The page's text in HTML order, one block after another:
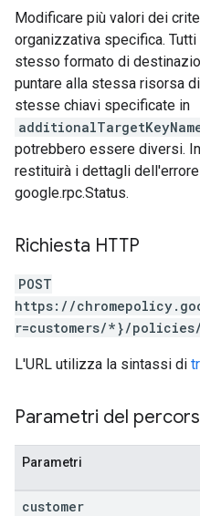
Modificare più valori dei
organizzativa specifica.
stesso formato di
puntare alla stessa risorsa
stesse chiavi specificate in
potrebbero essere diversi.
restituirà i dettagli
google.rpc.Status.
Richiesta HTTP
POST
https://
r=customers/*}/
L'URL utilizza la sintassi di
Parametri del
Parametri
customer